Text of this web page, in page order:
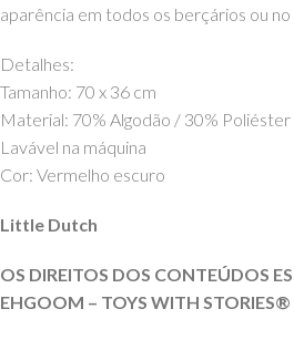
aparência em todos os berçários ou
Detalhes:
Tamanho: 70 x 36 cm
Material: 70% Algodão / 30% Poliéster
Lavável na máquina
Cor: Vermelho escuro
Little Dutch
OS DIREITOS DOS CONTEÚDOS
EHGOOM – TOYS WITH STORIES®️